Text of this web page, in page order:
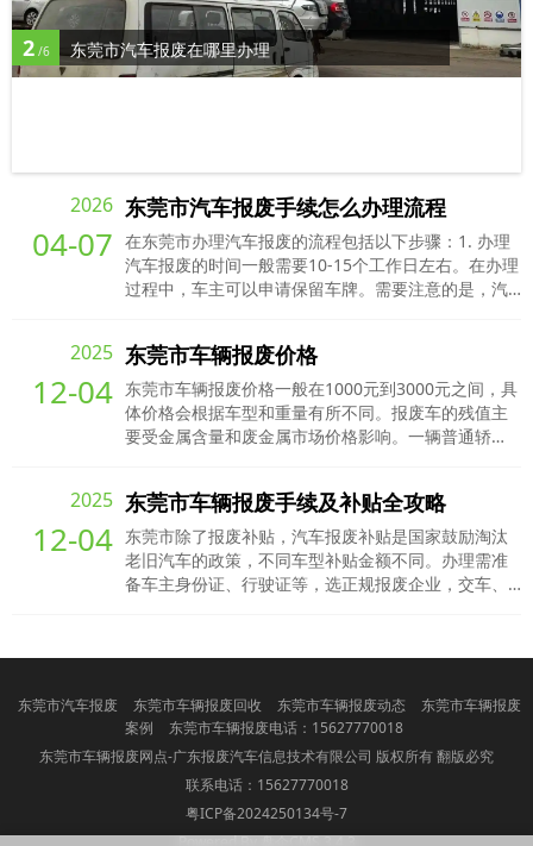
2/6 东莞市汽车报废在哪里办理
2026
04-07
东莞市汽车报废手续怎么办理流程
在东莞市办理汽车报废的流程包括以下步骤：1. 办理
汽车报废的时间一般需要10-15个工作日左右。在办理
过程中，车主可以申请保留车牌。需要注意的是，汽
新的汽车车主需要领取一份《机动车变更、过户、改
装、停驶、报废审批申请表》，并加盖车主印章。3.
在提交申请后，相关部门会对车辆进行查验认定。如
果车辆符合报
2025
12-04
​东莞市车辆报废价格
东莞市车辆报废价格一般在1000元到3000元之间，具
体价格会根据车型和重量有所不同。报废车的残值主
要受金属含量和废金属市场价格影响。一辆普通轿
报废价格并非一成不变，而是受多种因素影响，包括
车辆重量、品牌、型号、可回收材料多少、车辆年
份、行驶里程以及市场需求和政策等。以下是对汽车
报废价格的详细解
2025
12-04
东莞市车辆报废手续及补贴全攻略
东莞市除了报废补贴，汽车报废补贴是国家鼓励淘汰
老旧汽车的政策，不同车型补贴金额不同。办理需准
备车主身份证、行驶证等，选正规报废企业，交车、
车型都有。车辆交售完成，就进入拆解环节了。报废
他们会把车辆的五大总成（车身 / 车架、发动机、方
向机、变速器、后桥）拆解下来，
东莞市汽车报废 东莞市车辆报废回收 东莞市车辆报废动态
东莞市车辆报废
案例
东莞市车辆报废电话：15627770018
东莞市车辆报废网点-广东报废汽车信息技术有限公司 版权所有 翻版必究
联系电话：15627770018
粤ICP备2024250134号-7
Powered By 盘企CMS 3.4.3
盘企CMS